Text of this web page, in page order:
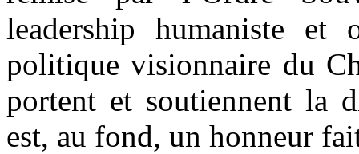
leadership humaniste et
politique visionnaire du
portent et soutiennent la
est, au fond, un honneur